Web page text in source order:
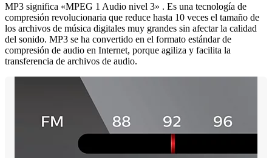
MP3 significa «MPEG 1 Audio nivel 3» . Es una tecnología de
compresión revolucionaria que reduce hasta 10 veces el tamaño de
los archivos de música digitales muy grandes sin afectar la calidad
del sonido. MP3 se ha convertido en el formato estándar de
compresión de audio en Internet, porque agiliza y facilita la
transferencia de archivos de audio.